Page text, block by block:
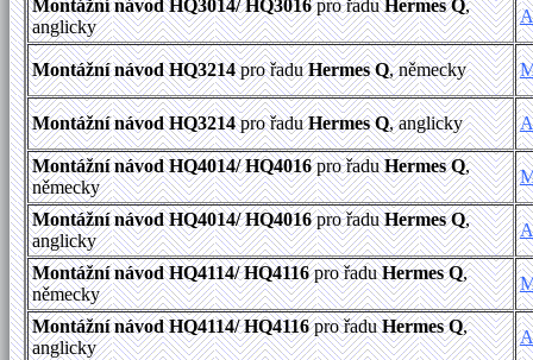
Montážní návod HQ3014/ HQ3016pro řaduHermes Q,
anglicky
Montážní návod HQ3214pro řaduHermes Q, německy
Montážní návod HQ3214pro řaduHermes Q, anglicky
Montážní návod HQ4014/ HQ4016pro řaduHermes Q,
německy
Montážní návod HQ4014/ HQ4016pro řaduHermes Q,
anglicky
Montážní návod HQ4114/ HQ4116pro řaduHermes Q,
německy
Montážní návod HQ4114/ HQ4116pro řaduHermes Q,
anglicky